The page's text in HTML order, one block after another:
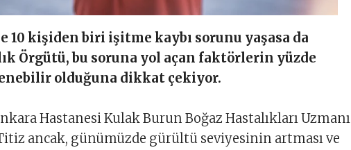
10 kişiden biri işitme kaybı sorunu yaşasa da
Örgütü, bu soruna yol açan faktörlerin yüzde
olduğuna dikkat çekiyor.
Hastanesi Kulak Burun Boğaz Hastalıkları Uzmanı
ancak, günümüzde gürültü seviyesinin artması ve